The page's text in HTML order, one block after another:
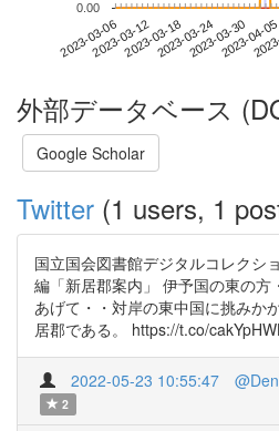
2023-03-062023-03-122023-03-182023-03-242023-03-302023-04-05
0.00
外部データベース
Google Scholar
Twitter (1 users, 1
国立国会図書館デジタルコレクシ
編「新居郡案内」 伊予国の東の方
あげて・・対岸の東中国に挑みか
居郡である。 https://t.co/
2022-05-23 10:55:47
2